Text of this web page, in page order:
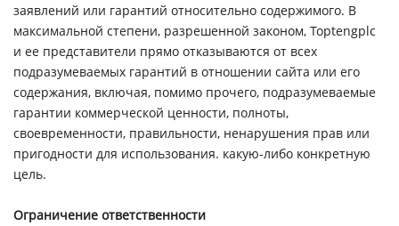
заявлений или гарантий относительно содержимого. В
максимальной степени, разрешенной законом, Toptengplc
и ее представители прямо отказываются от всех
подразумеваемых гарантий в отношении сайта или его
содержания, включая, помимо прочего, подразумеваемые
гарантии коммерческой ценности, полноты,
своевременности, правильности, ненарушения прав или
пригодности для использования. какую-либо конкретную
цель.
Ограничение ответственности